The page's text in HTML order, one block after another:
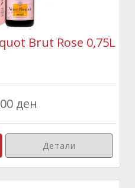
Brut Rose 0,75L
ден
Детали